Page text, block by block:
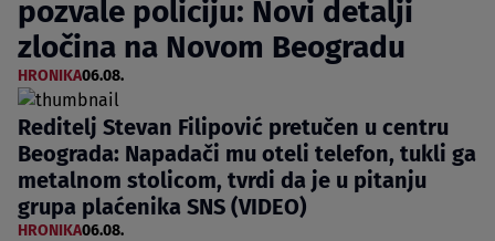
pozvale policiju: Novi detalji
zločina na Novom Beogradu
HRONIKA06.08.
Reditelj Stevan Filipović pretučen u centru
Beograda: Napadači mu oteli telefon, tukli ga
metalnom stolicom, tvrdi da je u pitanju
grupa plaćenika SNS (VIDEO)
HRONIKA06.08.